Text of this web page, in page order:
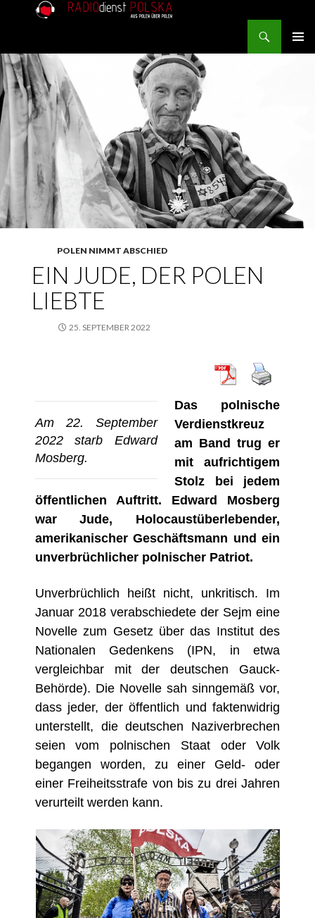
POLEN NIMMT ABSCHIED
EIN JUDE, DER POLEN
LIEBTE
25. SEPTEMBER 2022
Am 22. September
2022 starb Edward
Mosberg.
Das polnische
Verdienstkreuz
am Band trug er
mit aufrichtigem
Stolz bei jedem
öffentlichen Auftritt. Edward Mosberg
war Jude, Holocaustüberlebender,
amerikanischer Geschäftsmann und ein
unverbrüchlicher polnischer Patriot.
Unverbrüchlich heißt nicht, unkritisch. Im
Januar 2018 verabschiedete der Sejm eine
Novelle zum Gesetz über das Institut des
Nationalen Gedenkens (IPN, in etwa
vergleichbar mit der deutschen Gauck-
Behörde). Die Novelle sah sinngemäß vor,
dass jeder, der öffentlich und faktenwidrig
unterstellt, die deutschen Naziverbrechen
seien vom polnischen Staat oder Volk
begangen worden, zu einer Geld- oder
einer Freiheitsstrafe von bis zu drei Jahren
verurteilt werden kann.